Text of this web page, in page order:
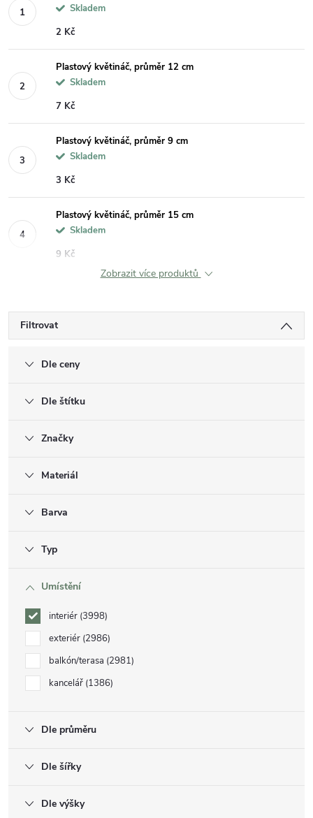
Skladem
2 Kč
Plastový květináč, průměr 12 cm
Skladem
7 Kč
Plastový květináč, průměr 9 cm
Skladem
3 Kč
Plastový květináč, průměr 15 cm
Skladem
9 Kč
Zobrazit více produktů
Filtrovat
Dle ceny
Dle štítku
Značky
Materiál
Barva
Typ
Umístění
interiér 3998
exteriér 2986
balkón/terasa 2981
kancelář 1386
Dle průměru
Dle šířky
Dle výšky